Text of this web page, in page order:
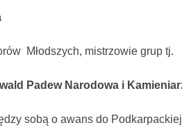
Młodszych, mistrzowie grup tj.
Padew Narodowa i
sobą o awans do